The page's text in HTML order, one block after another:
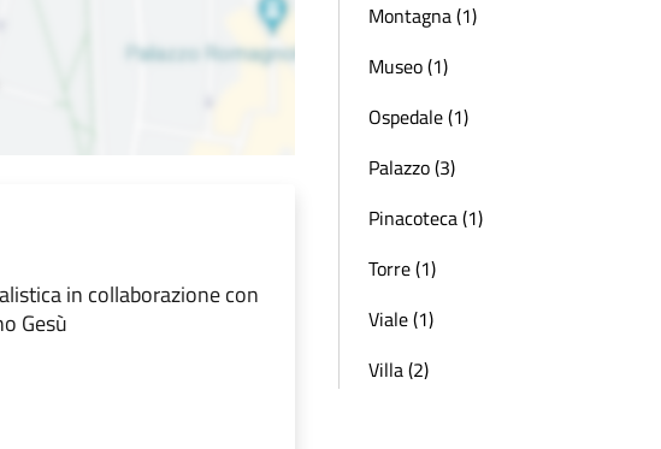
in collaborazione con
Gesù
Montagna (1)
Museo (1)
Ospedale (1)
Palazzo (3)
Pinacoteca (1)
Torre (1)
Viale (1)
Villa (2)